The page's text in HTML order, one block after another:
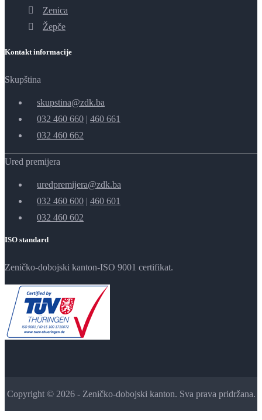
Zenica
Žepče
Kontakt informacije
Skupština
skupstina@zdk.ba
032 460 660 | 460 661
032 460 662
Ured premijera
uredpremijera@zdk.ba
032 460 600 | 460 601
032 460 602
ISO standard
Zeničko-dobojski kanton-ISO 9001 certifikat.
Copyright © 2026 - Zeničko-dobojski kanton. Sva prava pridržana.